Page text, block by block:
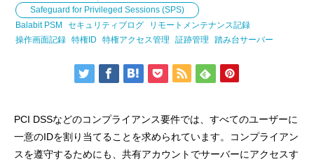
Safeguard for Privileged Sessions (SPS)
Balabit PSM
セキュリティブログ
リモートメンテナンス記録
操作画面記録 特権ID 特権アクセス管理 証跡管理 踏み台サーバー
PCI DSSなどのコンプライアンス要件では、すべてのユーザーに
一意のIDを割り当てることを求められています。コンプライアン
スを遵守するためにも、共有アカウントでサーバーにアクセスす